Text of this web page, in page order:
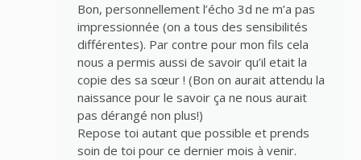
Bon, personnellement l’écho 3d ne m’a pas
impressionnée (on a tous des sensibilités
différentes). Par contre pour mon fils cela
nous a permis aussi de savoir qu’il etait la
copie des sa sœur ! (Bon on aurait attendu la
naissance pour le savoir ça ne nous aurait
pas dérangé non plus!)
Repose toi autant que possible et prends
soin de toi pour ce dernier mois à venir.